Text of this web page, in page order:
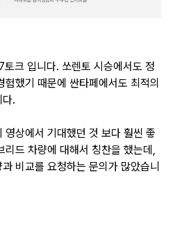
크 입니다. 쏘렌토 시승에서도 정
했기 때문에 싼타페에서도 최적의
.
영상에서 기대했던 것 보다 훨씬 좋
리드 차량에 대해서 칭찬을 했는데,
비교를 요청하는 문의가 많았습니